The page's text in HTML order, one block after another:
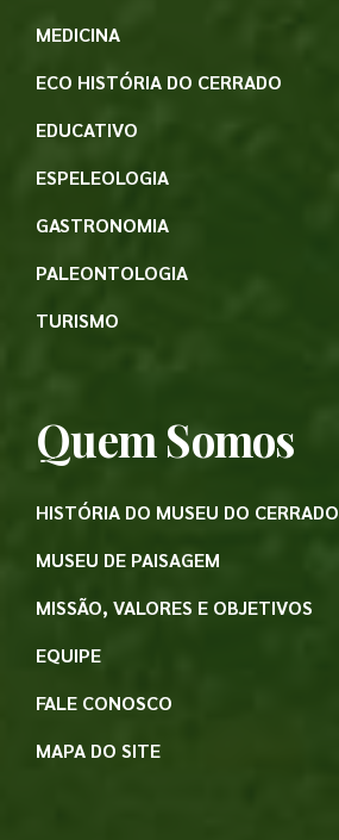
MEDICINA
ECO HISTÓRIA DO CERRADO
EDUCATIVO
ESPELEOLOGIA
GASTRONOMIA
PALEONTOLOGIA
TURISMO
Quem Somos
HISTÓRIA DO MUSEU DO CERRADO
MUSEU DE PAISAGEM
MISSÃO, VALORES E OBJETIVOS
EQUIPE
FALE CONOSCO
MAPA DO SITE